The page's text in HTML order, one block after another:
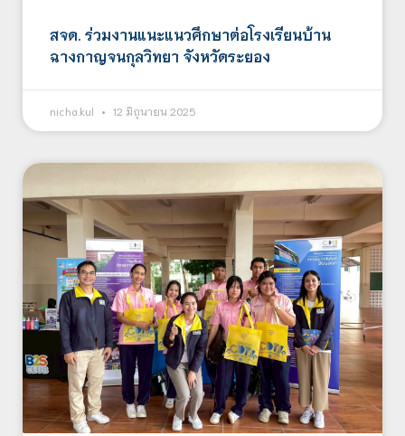
สจด. ร่วมงานแนะแนวศึกษาต่อโรงเรียนบ้าน
ฉางกาญจนกุลวิทยา จังหวัดระยอง
nicha.kul 12 มิถุนายน 2025